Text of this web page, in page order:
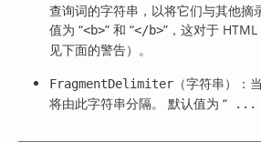
查询词的字符串，以将它们与其他摘
值为 “<b>” 和 “</b>” ，这对于
见下面的警告）。
FragmentDelimiter （字符串）：
将由此字符串分隔。 默认值为 “ ...